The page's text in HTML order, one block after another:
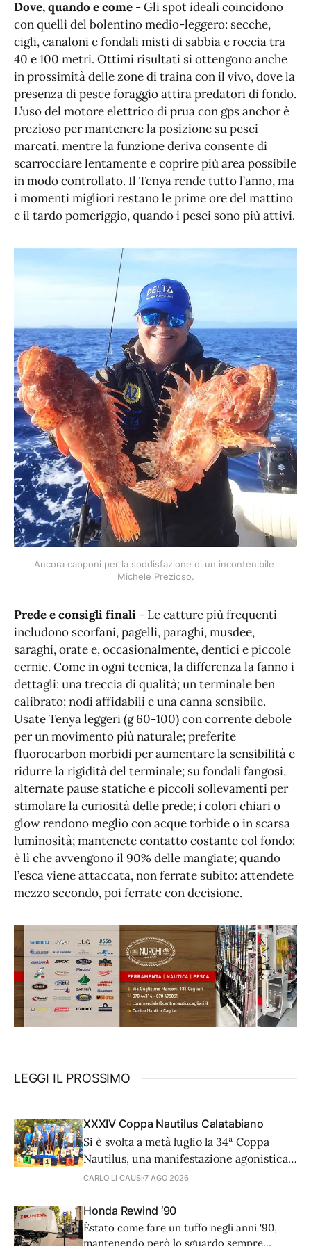
Dove, quando e come - Gli spot ideali coincidono
con quelli del bolentino medio-leggero: secche,
cigli, canaloni e fondali misti di sabbia e roccia tra
40 e 100 metri. Ottimi risultati si ottengono anche
in prossimità delle zone di traina con il vivo, dove la
presenza di pesce foraggio attira predatori di fondo.
L’uso del motore elettrico di prua con gps anchor è
prezioso per mantenere la posizione su pesci
marcati, mentre la funzione deriva consente di
scarrocciare lentamente e coprire più area possibile
in modo controllato. Il Tenya rende tutto l’anno, ma
i momenti migliori restano le prime ore del mattino
e il tardo pomeriggio, quando i pesci sono più attivi.
Ancora capponi per la soddisfazione di un incontenibile
Michele Prezioso.
Prede e consigli finali - Le catture più frequenti
includono scorfani, pagelli, paraghi, musdee,
saraghi, orate e, occasionalmente, dentici e piccole
cernie. Come in ogni tecnica, la differenza la fanno i
dettagli: una treccia di qualità; un terminale ben
calibrato; nodi affidabili e una canna sensibile.
Usate Tenya leggeri (g 60-100) con corrente debole
per un movimento più naturale; preferite
fluorocarbon morbidi per aumentare la sensibilità e
ridurre la rigidità del terminale; su fondali fangosi,
alternate pause statiche e piccoli sollevamenti per
stimolare la curiosità delle prede; i colori chiari o
glow rendono meglio con acque torbide o in scarsa
luminosità; mantenete contatto costante col fondo:
è lì che avvengono il 90% delle mangiate; quando
l’esca viene attaccata, non ferrate subito: attendete
mezzo secondo, poi ferrate con decisione.
LEGGI IL PROSSIMO
XXXIV Coppa Nautilus Calatabiano
Si è svolta a metà luglio la 34ª Coppa
Nautilus, una manifestazione agonistica
di alto livello tecnico che ha visto 81
d'Italia e dall'estero, cimentarsi in una
prova di surfcasting. In una serata
caratterizzata da condizioni meteo-
CARLO LI CAUSI 7 AGO 2026
Honda Rewind ‘90
Èstato come fare un tuffo negli anni '90,
mantenendo però lo sguardo sempre